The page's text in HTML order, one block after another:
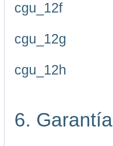
cgu_12f
cgu_12g
cgu_12h
6. Garantía